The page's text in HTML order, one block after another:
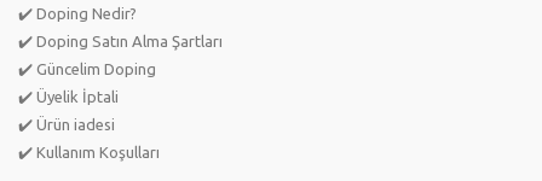
✔️ Doping Nedir?
✔️ Doping Satın Alma Şartları
✔️ Güncelim Doping
✔️ Üyelik İptali
✔️ Ürün iadesi
✔️ Kullanım Koşulları